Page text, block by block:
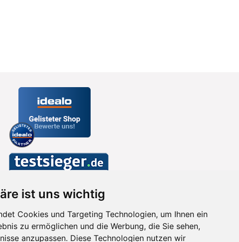
ist uns wichtig
Cookies und Targeting Technologien, um Ihnen ein
zu ermöglichen und die Werbung, die Sie sehen,
anzupassen. Diese Technologien nutzen wir